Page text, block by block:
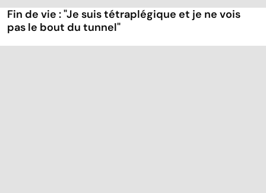
Fin de vie : "Je suis tétraplégique et je ne vois
pas le bout du tunnel"